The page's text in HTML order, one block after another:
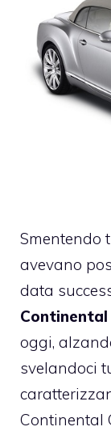
Smentendo
avevano
data
Continental
oggi,
svelandoci
Continental